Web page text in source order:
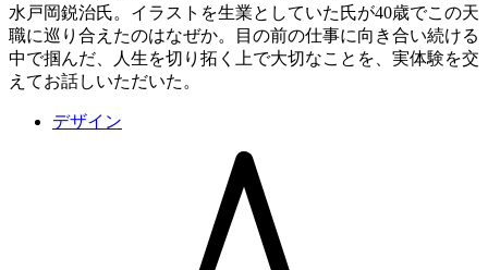
水戸岡鋭治氏。イラストを生業としていた氏が40歳でこの天
職に巡り合えたのはなぜか。目の前の仕事に向き合い続ける
中で掴んだ、人生を切り拓く上で大切なことを、実体験を交
えてお話しいただいた。
デザイン